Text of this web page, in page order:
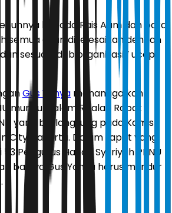
kepada Rais Aam dan para
semua akan diselesaikan dengan
sesuai adab organisasi,” ucap
Gus Yahya menanggalkan
muncul dalam Risalah Rapat
yang berlangsung pada Kamis
City, Jakarta. Dalam rapat yang
Pengurus Harian Syuriyah PBNU
bahwa Gus Yahya harus mundur